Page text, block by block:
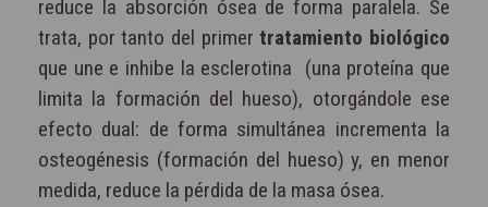
reduce la absorción ósea de forma paralela. Se
trata, por tanto del primer tratamiento biológico
que une e inhibe la esclerotina (una proteína que
limita la formación del hueso), otorgándole ese
efecto dual: de forma simultánea incrementa la
osteogénesis (formación del hueso) y, en menor
medida, reduce la pérdida de la masa ósea.